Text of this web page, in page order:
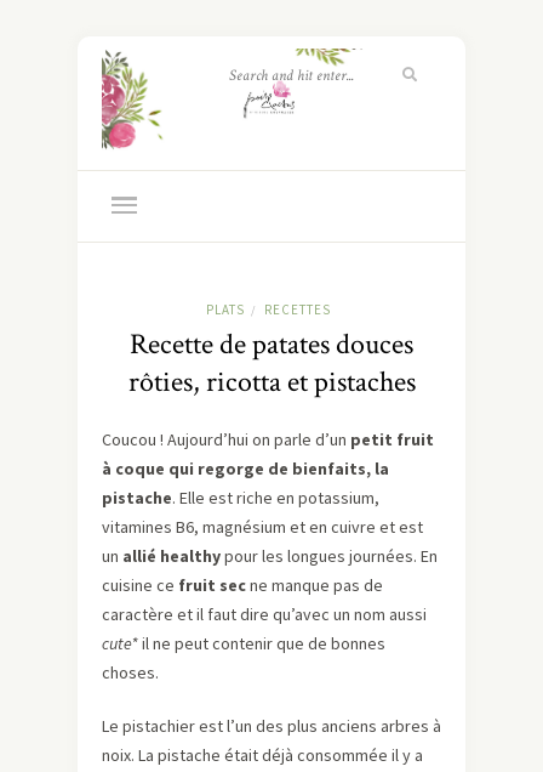
PLATS / RECETTES
Recette de patates douces
rôties, ricotta et pistaches
Coucou ! Aujourd’hui on parle d’un petit fruit
à coque qui regorge de bienfaits, la
pistache. Elle est riche en potassium,
vitamines B6, magnésium et en cuivre et est
un allié healthypour les longues journées. En
cuisine ce fruit secne manque pas de
caractère et il faut dire qu’avec un nom aussi
cute*il ne peut contenir que de bonnes
choses.
Le pistachier est l’un des plus anciens arbres à
noix. La pistache était déjà consommée il y a